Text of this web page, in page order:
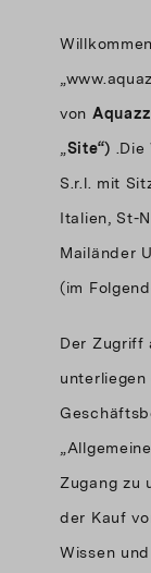
von
Site“)
S.r.l. mit
Italien, St-
Mailänder
(im
Der Zugriff
unterliegen
Zugang zu
der Kauf
Wissen